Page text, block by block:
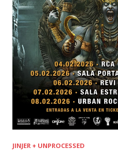
JINJER + UNPROCESSED